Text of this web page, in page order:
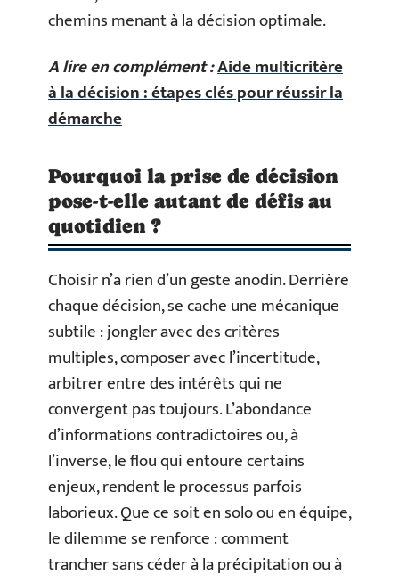
chemins menant à la décision optimale.
A lire en complément :Aide multicritère
à la décision : étapes clés pour réussir la
démarche
Pourquoi la prise de décision
pose-t-elle autant de défis au
quotidien ?
Choisir n’a rien d’un geste anodin. Derrière
chaque décision, se cache une mécanique
subtile : jongler avec des critères
multiples, composer avec l’incertitude,
arbitrer entre des intérêts qui ne
convergent pas toujours. L’abondance
d’informations contradictoires ou, à
l’inverse, le flou qui entoure certains
enjeux, rendent le processus parfois
laborieux. Que ce soit en solo ou en équipe,
le dilemme se renforce : comment
trancher sans céder à la précipitation ou à